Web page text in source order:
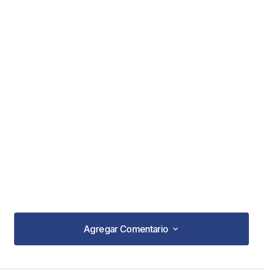
Agregar Comentario
Agregar Comentario